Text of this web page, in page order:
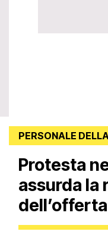
PERSONALE
Protesta
assurda la